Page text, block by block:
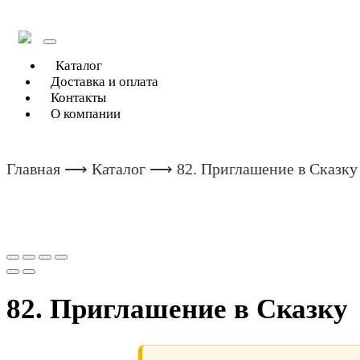
Toggle
navigation
Каталог
Доставка и оплата
Контакты
О компании
Главная ⟶ Каталог ⟶ 82. Приглашение в Сказку
82. Приглашение в Сказку